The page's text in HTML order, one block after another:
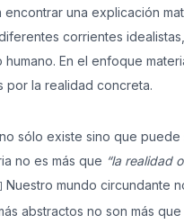
una explicación
corrientes
En el enfoque
por la realidad concreta.
sólo existe sino que
no es más que “la realidad
Nuestro mundo circundante
abstractos no son más